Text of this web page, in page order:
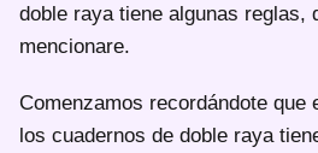
doble raya tiene algunas reglas,
mencionare.
Comenzamos recordándote que
los cuadernos de doble raya